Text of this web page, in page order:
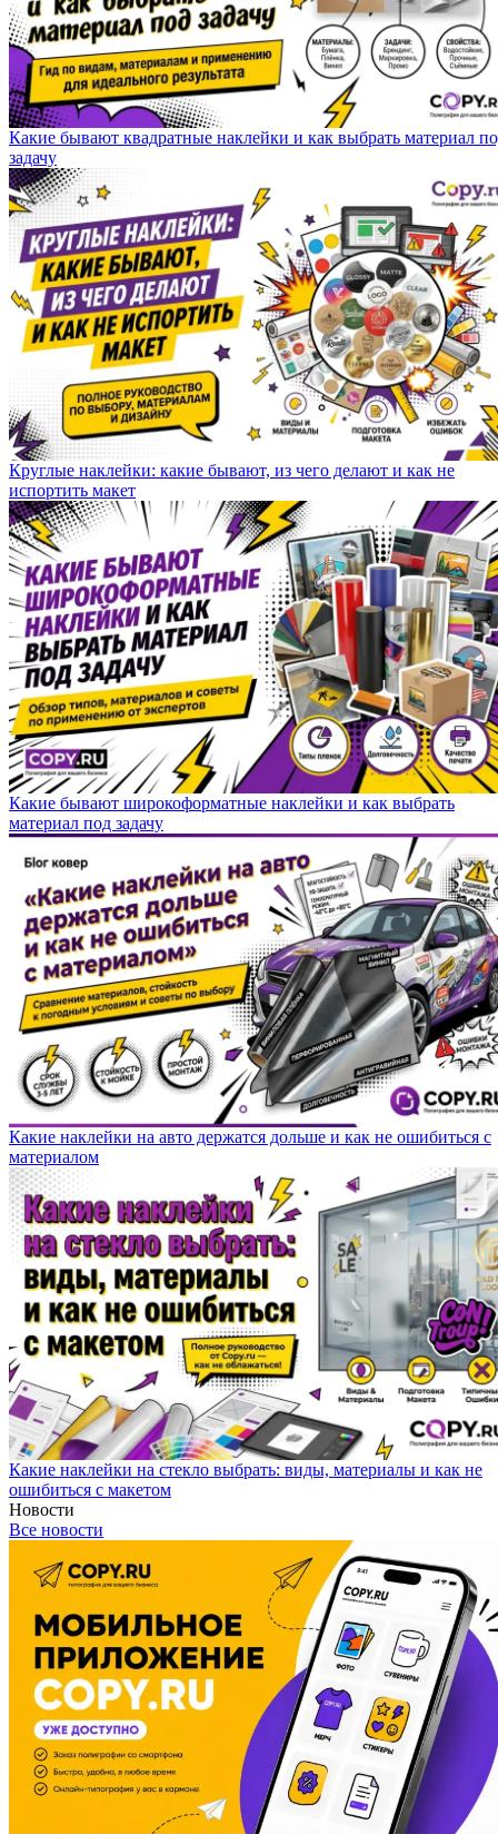
Какие бывают квадратные наклейки и как выбрать материал
задачу
Круглые наклейки: какие бывают, из чего делают и как не
испортить макет
Какие бывают широкоформатные наклейки и как выбрать
материал под задачу
Какие наклейки на авто держатся дольше и как не ошибиться с
материалом
Какие наклейки на стекло выбрать: виды, материалы и как не
ошибиться с макетом
Новости
Все новости